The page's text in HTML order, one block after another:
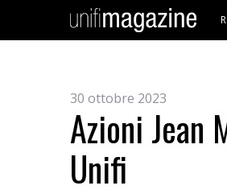
30 ottobre 2023
Azioni Jean
Unifi